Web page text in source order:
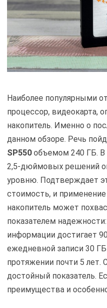
Наиболее популярными
процессор, видеокарта,
накопитель. Именно о
данном обзоре. Речь
SP550 объемом 240 ГБ.
2,5-дюймовых решений
уровню. Подтверждает
стоимость, и
накопитель может
показателем
информации достигает
ежедневной записи 30
протяжении почти 5 лет.
достойный показатель.
преимущества и